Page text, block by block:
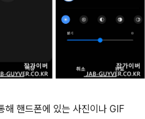
해 핸드폰에 있는 사진이나 GIF